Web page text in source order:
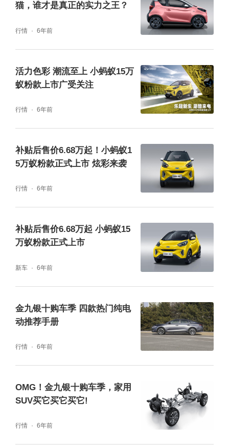
在智能驾驶方面，小蚂蚁15万蚁粉款蚁炫版搭
载了七档智能动能回收系统，可对续航表现进
行有效提升，带来超长续航无忧出行。同时配
对车辆进行车辆定位、预约充电、开启空调、
远程车辆诊断等功能，使用更加便利。特别是
在冬夏两季，通过远程控制开启空调，进入车
的用车体验度，为每位用户打造潮酷满电生
活。
驾·趣：卓越驾乘
为了满足用户的出行需求，纯电车型的续航问
题多年来一直是重点的攻关及时，随着电池技
术的升级，A000级纯电车型在续航表现上也取
猫，谁才是真正的实力之王？
行情 6年前
活力色彩 潮流至上 小蚂蚁15万
蚁粉款上市广受关注
行情 6年前
补贴后售价6.68万起！小蚂蚁1
5万蚁粉款正式上市 炫彩来袭
行情 6年前
补贴后售价6.68万起 小蚂蚁15
万蚁粉款正式上市
新车 6年前
金九银十购车季 四款热门纯电
动推荐手册
行情 6年前
OMG！金九银十购车季，家用
SUV买它买它买它!
行情 6年前